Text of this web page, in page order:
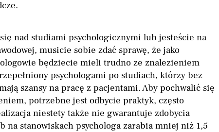
nad studiami psychologicznymi lub jesteście na
musicie sobie zdać sprawę, że jako
będziecie mieli trudno ze znalezieniem
psychologami po studiach, którzy bez
szansy na pracę z pacjentami. Aby pochwalić się
potrzebne jest odbycie praktyk, często
niestety także nie gwarantuje zdobycia
na stanowiskach psychologa zarabia mniej niż 1,5